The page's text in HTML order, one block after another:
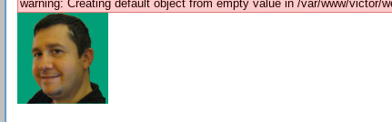
warning: Creating default object from empty value in /var/www/victor/